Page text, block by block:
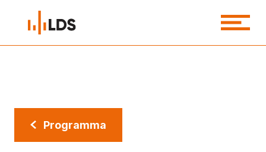
Programma